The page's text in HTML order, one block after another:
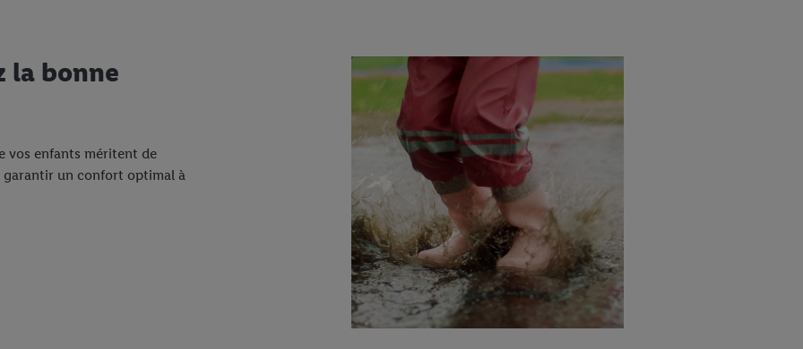
la bonne
vos enfants méritent de
un confort optimal à